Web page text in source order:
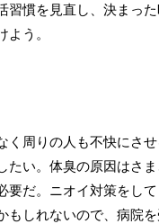
習慣を見直し、決まった
よう。
く周りの人も不快にさ
たい。体臭の原因はさま
要だ。ニオイ対策をし
もしれないので、病院